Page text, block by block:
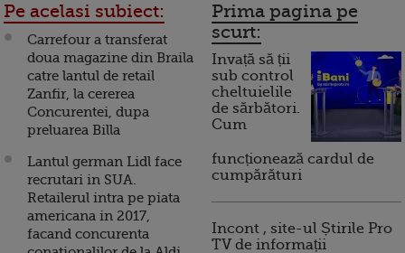
Pe acelasi subiect:
Carrefour a transferat
doua magazine din Braila
catre lantul de retail
Zanfir, la cererea
Concurentei, dupa
preluarea Billa
Lantul german Lidl face
recrutari in SUA.
Retailerul intra pe piata
americana in 2017,
facand concurenta
Prima pagina pe
scurt:
Invață să ții
sub control
cheltuielile
de sărbători.
Cum
funcționează cardul de
cumpărături
Incont , site-ul Știrile Pro
TV de informații